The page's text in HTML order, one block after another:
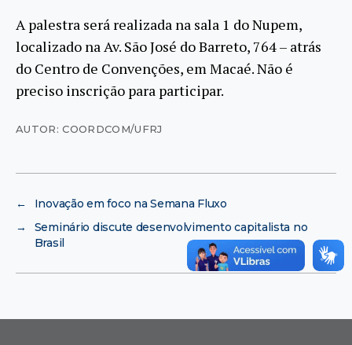
A palestra será realizada na sala 1 do Nupem,
localizado na Av. São José do Barreto, 764 – atrás
do Centro de Convenções, em Macaé. Não é
preciso inscrição para participar.
AUTOR: COORDCOM/UFRJ
←
Inovação em foco na Semana Fluxo
→
Seminário discute desenvolvimento capitalista no
Brasil